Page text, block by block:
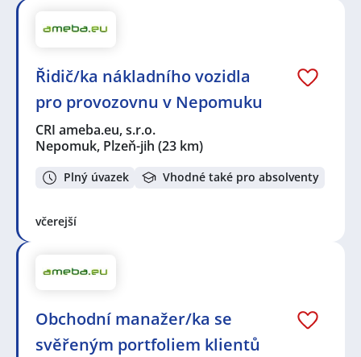
Řidič/ka nákladního vozidla
pro provozovnu v Nepomuku
CRI ameba.eu, s.r.o.
Nepomuk, Plzeň-jih (23 km)
Plný úvazek Vhodné také pro absolventy
včerejší
Obchodní manažer/ka se
svěřeným portfoliem klientů